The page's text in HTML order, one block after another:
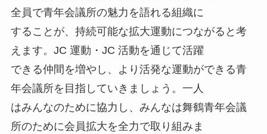
全員で青年会議所の魅力を語れる組織に
することが、持続可能な拡大運動につながると考
えます。JC 運動・JC 活動を通じて活躍
できる仲間を増やし、より活発な運動ができる青
年会議所を目指していきましょう。一人
はみんなのために協力し、みんなは舞鶴青年会議
所のために会員拡大を全力で取り組みま